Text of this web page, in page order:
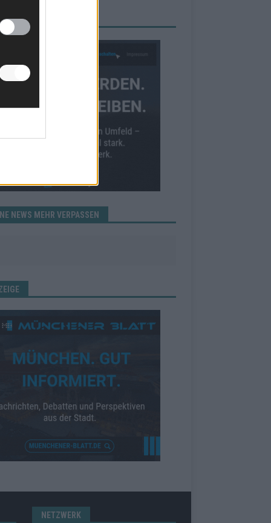
BEI UNS!
NEWS MEHR VERPASSEN
NETZWERK